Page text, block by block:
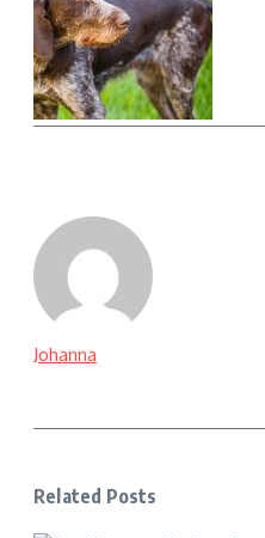
Johanna
Related Posts